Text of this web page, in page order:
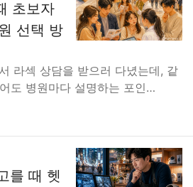
초보자
선택 방
라섹 상담을 받으러 다녔는데, 같
어도 병원마다 설명하는 포인…
를 때 헷